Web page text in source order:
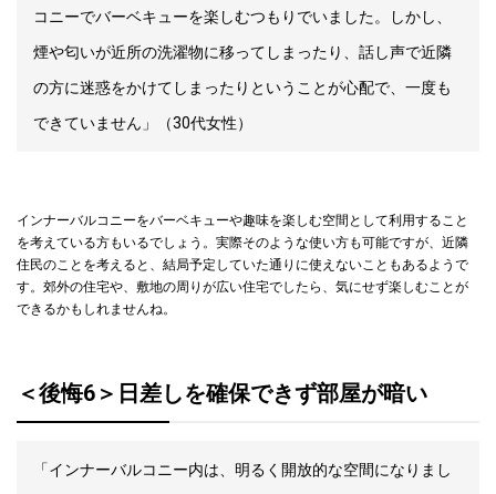
コニーでバーベキューを楽しむつもりでいました。しかし、
煙や匂いが近所の洗濯物に移ってしまったり、話し声で近隣
の方に迷惑をかけてしまったりということが心配で、一度も
できていません」（30代女性）
インナーバルコニーをバーベキューや趣味を楽しむ空間として利用すること
を考えている方もいるでしょう。実際そのような使い方も可能ですが、近隣
住民のことを考えると、結局予定していた通りに使えないこともあるようで
す。郊外の住宅や、敷地の周りが広い住宅でしたら、気にせず楽しむことが
できるかもしれませんね。
＜後悔6＞日差しを確保できず部屋が暗い
「インナーバルコニー内は、明るく開放的な空間になりまし